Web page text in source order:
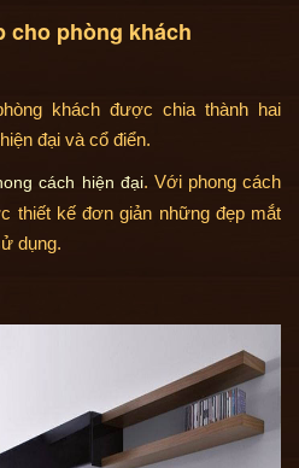
cho phòng khách
khách được chia thành hai
đại và cổ điển.
cách hiện đại. Với phong cách
thiết kế đơn giản những đẹp mắt
dụng.